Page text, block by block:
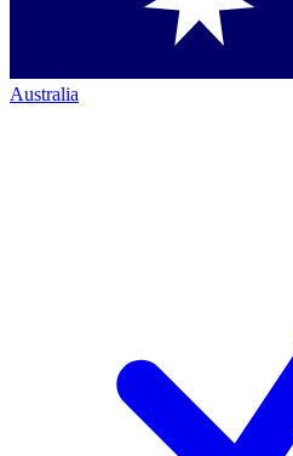
Australia